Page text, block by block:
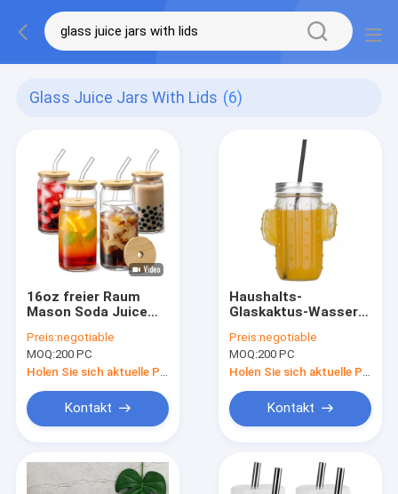
Glass Juice Jars With Lids (6)
16oz freier Raum
Mason Soda Juice
Bambusdeckeln und
Glasstroh
Preis:negotiable
MOQ:200 PC
Kontakt
Haushalts-
Glaskaktus-Wasser-
Juice Cup With Straw
400ml
Preis:negotiable
MOQ:200 PC
Kontakt